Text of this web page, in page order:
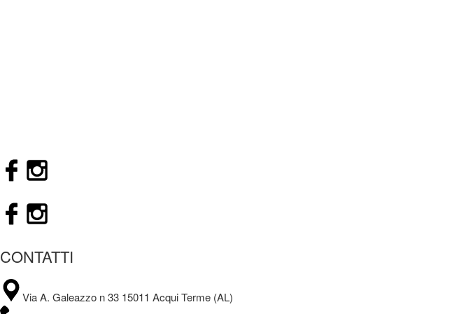
CONTATTI
Via A. Galeazzo n 33 15011 Acqui Terme (AL)